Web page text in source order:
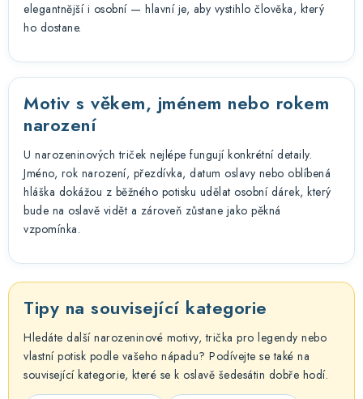
elegantnější i osobní — hlavní je, aby vystihlo člověka, který
ho dostane.
Motiv s věkem, jménem nebo rokem
narození
U narozeninových triček nejlépe fungují konkrétní detaily.
Jméno, rok narození, přezdívka, datum oslavy nebo oblíbená
hláška dokážou z běžného potisku udělat osobní dárek, který
bude na oslavě vidět a zároveň zůstane jako pěkná
vzpomínka.
Tipy na související kategorie
Hledáte další narozeninové motivy, trička pro legendy nebo
vlastní potisk podle vašeho nápadu? Podívejte se také na
související kategorie, které se k oslavě šedesátin dobře hodí.